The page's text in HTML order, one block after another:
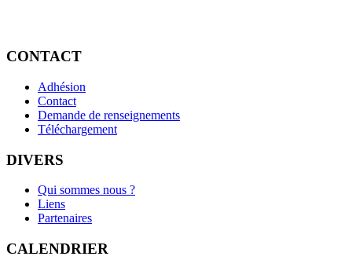
CONTACT
Adhésion
Contact
Demande de renseignements
Téléchargement
DIVERS
Qui sommes nous ?
Liens
Partenaires
CALENDRIER